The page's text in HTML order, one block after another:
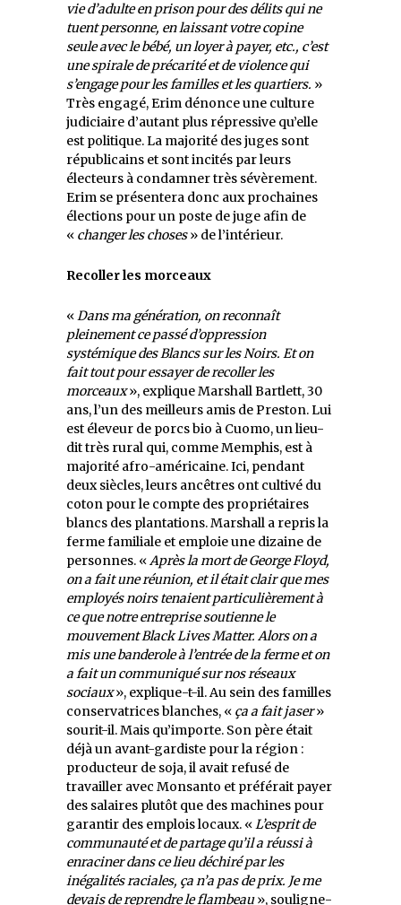
vie d’adulte en prison pour des délits qui ne
tuent personne, en laissant votre copine
seule avec le bébé, un loyer à payer, etc., c’est
une spirale de précarité et de violence qui
s’engage pour les familles et les quartiers. »
Très engagé, Erim dénonce une culture
judiciaire d’autant plus répressive qu’elle
est politique. La majorité des juges sont
républicains et sont incités par leurs
électeurs à condamner très sévèrement.
Erim se présentera donc aux prochaines
élections pour un poste de juge afin de
« changer les choses» de l’intérieur.
Recoller les morceaux
«Dans ma génération, on reconnaît
pleinement ce passé d’oppression
systémique des Blancs sur les Noirs. Et on
fait tout pour essayer de recoller les
morceaux», explique Marshall Bartlett, 30
ans, l’un des meilleurs amis de Preston. Lui
est éleveur de porcs bio à Cuomo, un lieu-
dit très rural qui, comme Memphis, est à
majorité afro-américaine. Ici, pendant
deux siècles, leurs ancêtres ont cultivé du
coton pour le compte des propriétaires
blancs des plantations. Marshall a repris la
ferme familiale et emploie une dizaine de
personnes. «Après la mort de George Floyd,
on a fait une réunion, et il était clair que mes
employés noirs tenaient particulièrement à
ce que notre entreprise soutienne le
mouvement Black Lives Matter. Alors on a
mis une banderole à l’entrée de la ferme et on
a fait un communiqué sur nos réseaux
sociaux», explique-t-il. Au sein des familles
conservatrices blanches, « ça a fait jaser»
sourit-il. Mais qu’importe. Son père était
déjà un avant-gardiste pour la région :
producteur de soja, il avait refusé de
travailler avec Monsanto et préférait payer
des salaires plutôt que des machines pour
garantir des emplois locaux. «L’esprit de
communauté et de partage qu’il a réussi à
enraciner dans ce lieu déchiré par les
inégalités raciales, ça n’a pas de prix. Je me
devais de reprendre le flambeau», souligne-